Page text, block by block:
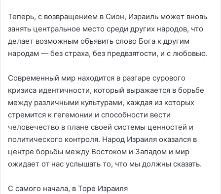
Теперь, с возвращением в Сион, Израиль может вновь
занять центральное место среди других народов, что
делает возможным объявить слово Бога к другим
народам — без страха, без предвзятости, и с любовью.
Современный мир находится в разгаре сурового
кризиса идентичности, который выражается в борьбе
между различными культурами, каждая из которых
стремится к гегемонии и способности вести
человечество в плане своей системы ценностей и
политического контроля. Народ Израиля оказался в
центре борьбы между Востоком и Западом и мир
ожидает от нас услышать то, что мы должны сказать.
С самого начала, в Торе Израиля